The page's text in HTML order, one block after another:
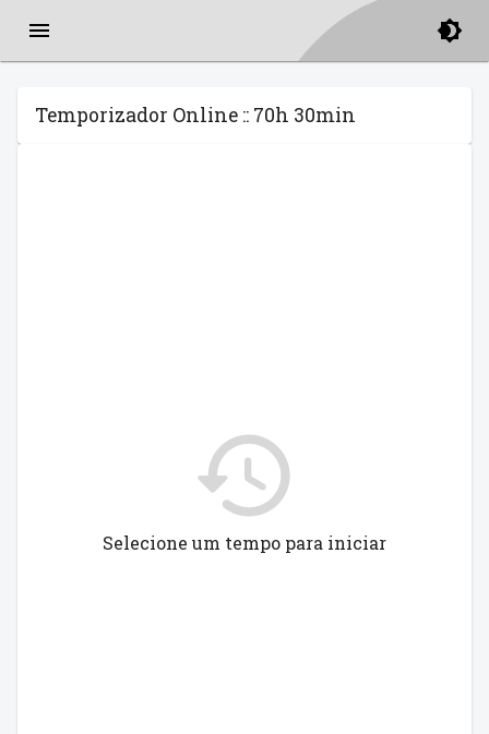
Temporizador Online :: 70h 30min
Selecione um tempo para iniciar